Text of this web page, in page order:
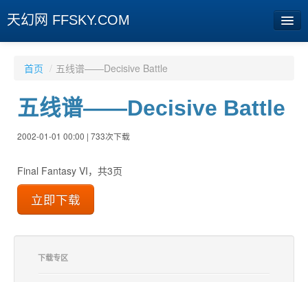
天幻网 FFSKY.COM
周边
专题
相册
旧版临时
首页 / 五线谱——Decisive Battle
五线谱——Decisive Battle
2002-01-01 00:00 | 733次下载
Final Fantasy VI，共3页
下载专区